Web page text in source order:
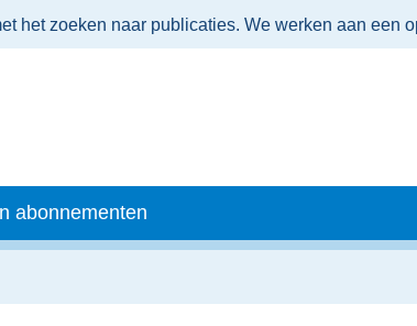
het zoeken naar publicaties. We werken aan een
abonnementen